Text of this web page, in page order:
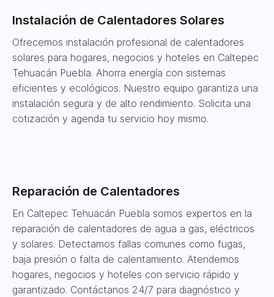
Instalación de Calentadores Solares
Ofrecemos instalación profesional de calentadores
solares para hogares, negocios y hoteles en Caltepec
Tehuacán Puebla. Ahorra energía con sistemas
eficientes y ecológicos. Nuestro equipo garantiza una
instalación segura y de alto rendimiento. Solicita una
cotización y agenda tu servicio hoy mismo.
Reparación de Calentadores
En Caltepec Tehuacán Puebla somos expertos en la
reparación de calentadores de agua a gas, eléctricos
y solares. Detectamos fallas comunes como fugas,
baja presión o falta de calentamiento. Atendemos
hogares, negocios y hoteles con servicio rápido y
garantizado. Contáctanos 24/7 para diagnóstico y